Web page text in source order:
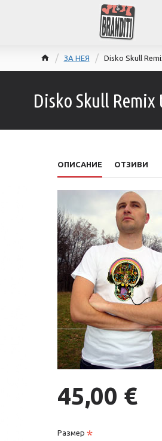
ЗА НЕЯ Disko Skull
Disko Skull
ОПИСАНИЕ ОТЗИВИ
45,00 €
Размер